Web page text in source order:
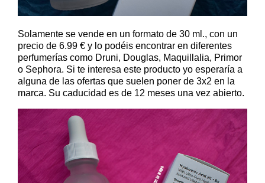
Solamente se vende en un formato de 30 ml., con un
precio de 6.99 € y lo podéis encontrar en diferentes
perfumerías como Druni, Douglas, Maquillalia, Primor
o Sephora. Si te interesa este producto yo esperaría a
alguna de las ofertas que suelen poner de 3x2 en la
marca. Su caducidad es de 12 meses una vez abierto.